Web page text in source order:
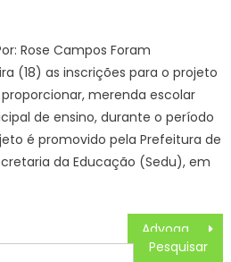
Rose Campos Foram
(18) as inscrições para o projeto
proporcionar, merenda escolar
de ensino, durante o período
é promovido pela Prefeitura de
da Educação (Sedu), em